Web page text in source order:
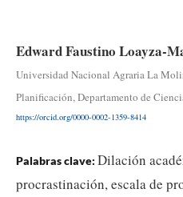
Edward Faustino Loayza-
Universidad Nacional Agraria La
Planificación, Departamento de
https://orcid.org/0000-0002-1359-8414
Palabras clave: Dilación
procrastinación, escala de